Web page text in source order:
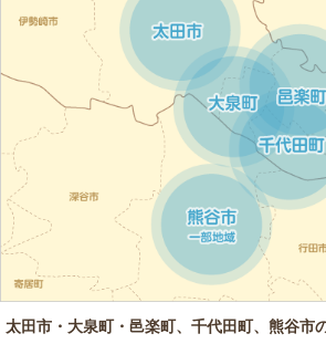
太田市・大泉町・邑楽町、千代田町、熊谷市